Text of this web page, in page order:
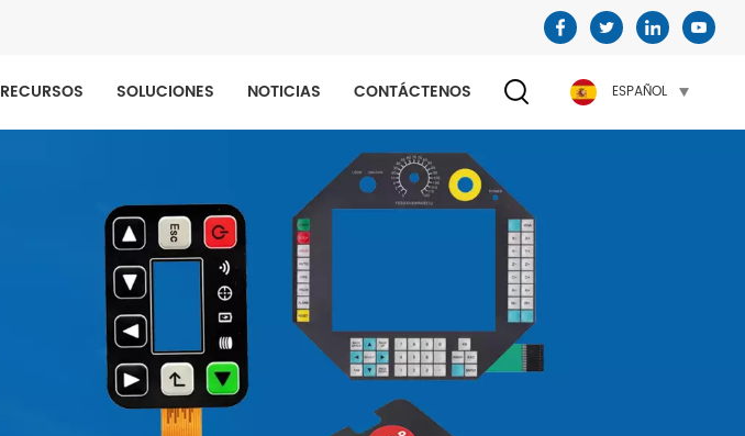
RECURSOS SOLUCIONES NOTICIAS CONTÁCTENOS ESPAÑOL